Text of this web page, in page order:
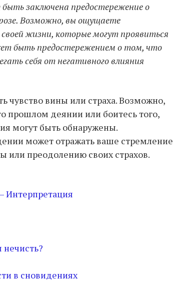
заключена предостережение о
Возможно, вы ощущаете
жизни, которые могут проявиться
быть предостережением о том, что
себя от негативного влияния
чувство вины или страха. Возможно,
прошлом деянии или боитесь того,
могут быть обнаружены.
может отражать ваше стремление
или преодолению своих страхов.
Интерпретация
нечисть?
в сновидениях